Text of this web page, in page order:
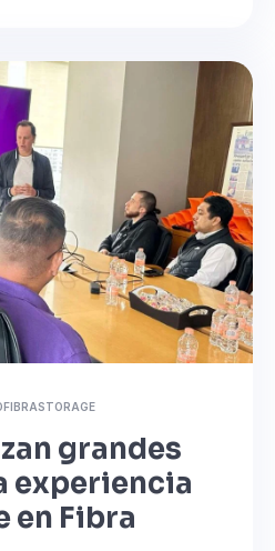
grandes
experiencia
en Fibra